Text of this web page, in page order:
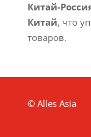
Китай-
Китай, что
товаров.
© Alles Asia